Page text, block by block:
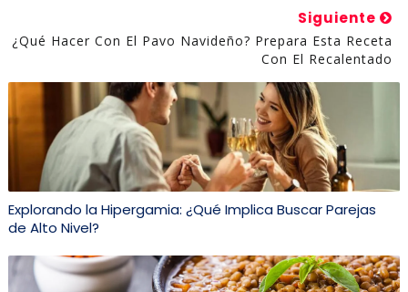
Siguiente
¿Qué Hacer Con El Pavo Navideño? Prepara Esta Receta
Con El Recalentado
Explorando la Hipergamia: ¿Qué Implica Buscar Parejas
de Alto Nivel?